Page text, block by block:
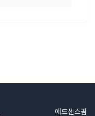
애드센스팜